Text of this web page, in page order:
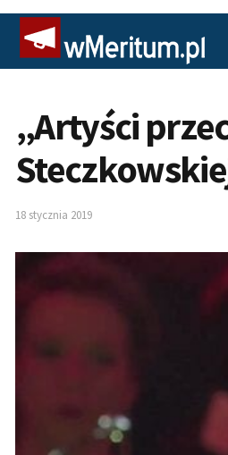
„Artyści
18 stycznia 2019